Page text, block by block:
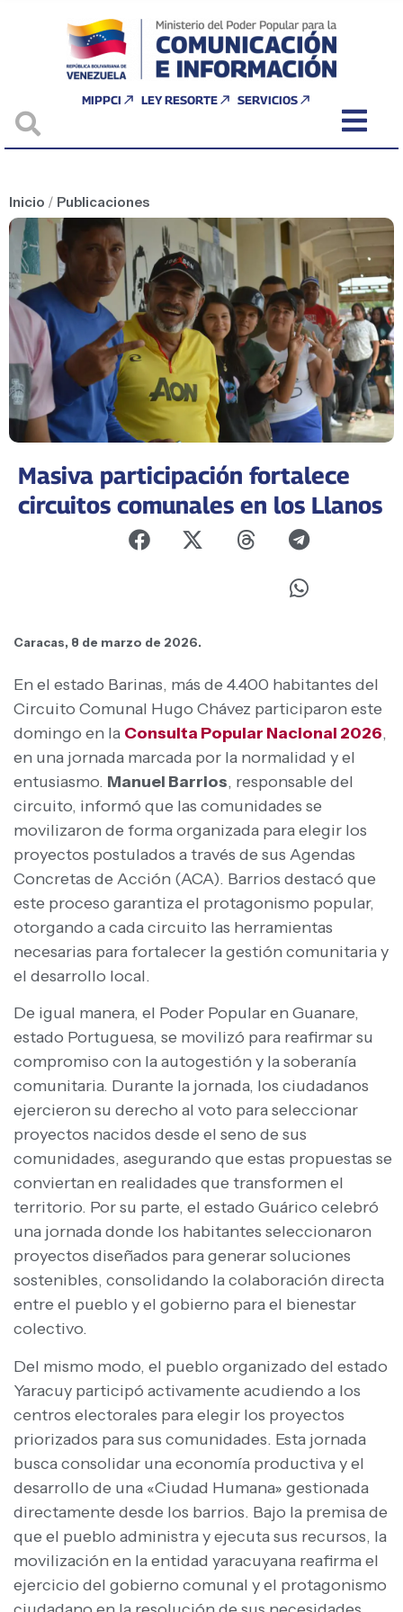
MIPPCI LEY RESORTE SERVICIOS
Inicio / Publicaciones
Masiva participación fortalece
circuitos comunales en los Llanos
Caracas, 8 de marzo de 2026.
En el estado Barinas, más de 4.400 habitantes del
Circuito Comunal Hugo Chávez participaron este
domingo en la Consulta Popular Nacional 2026,
en una jornada marcada por la normalidad y el
entusiasmo. Manuel Barrios, responsable del
circuito, informó que las comunidades se
movilizaron de forma organizada para elegir los
proyectos postulados a través de sus Agendas
Concretas de Acción (ACA). Barrios destacó que
este proceso garantiza el protagonismo popular,
otorgando a cada circuito las herramientas
necesarias para fortalecer la gestión comunitaria y
el desarrollo local.
De igual manera, el Poder Popular en Guanare,
estado Portuguesa, se movilizó para reafirmar su
compromiso con la autogestión y la soberanía
comunitaria. Durante la jornada, los ciudadanos
ejercieron su derecho al voto para seleccionar
proyectos nacidos desde el seno de sus
comunidades, asegurando que estas propuestas se
conviertan en realidades que transformen el
territorio. Por su parte, el estado Guárico celebró
una jornada donde los habitantes seleccionaron
proyectos diseñados para generar soluciones
sostenibles, consolidando la colaboración directa
entre el pueblo y el gobierno para el bienestar
colectivo.
Del mismo modo, el pueblo organizado del estado
Yaracuy participó activamente acudiendo a los
centros electorales para elegir los proyectos
priorizados para sus comunidades. Esta jornada
busca consolidar una economía productiva y el
desarrollo de una «Ciudad Humana» gestionada
directamente desde los barrios. Bajo la premisa de
que el pueblo administra y ejecuta sus recursos, la
movilización en la entidad yaracuyana reafirma el
ejercicio del gobierno comunal y el protagonismo